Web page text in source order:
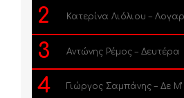
2 Κατερίνα Λιόλιου –
3 Αντώνης Ρέμος – Δευτέρα
4 Γιώργος Σαμπάνης – Δε